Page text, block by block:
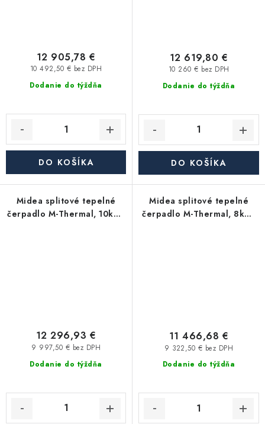
Dodanie do týždňa
10 492,50 € bez DPH
12 905,78 €
DO KOŠÍKA
Dodanie do týždňa
10 260 € bez DPH
12 619,80 €
DO KOŠÍKA
Midea splitové tepelné
čerpadlo M-Thermal, 10kW,
Dodanie do týždňa
9 997,50 € bez DPH
12 296,93 €
Midea splitové tepelné
čerpadlo M-Thermal, 8kW,
Dodanie do týždňa
9 322,50 € bez DPH
11 466,68 €